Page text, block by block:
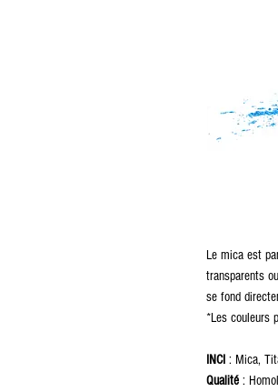
Le mica est
transparents
se fond
*Les couleurs
INCI : Mica,
Qualité :